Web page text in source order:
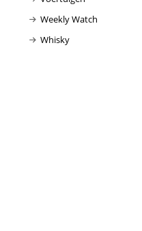
Weekly Watch
Whisky